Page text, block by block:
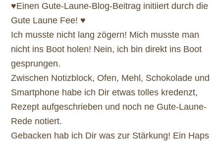
♥Einen Gute-Laune-Blog-Beitrag initiiert durch die
Gute Laune Fee! ♥
Ich musste nicht lang zögern! Mich musste man
nicht ins Boot holen! Nein, ich bin direkt ins Boot
gesprungen.
Zwischen Notizblock, Ofen, Mehl, Schokolade und
Smartphone habe ich Dir etwas tolles kredenzt,
Rezept aufgeschrieben und noch ne Gute-Laune-
Rede notiert.
Gebacken hab ich Dir was zur Stärkung! Ein Haps